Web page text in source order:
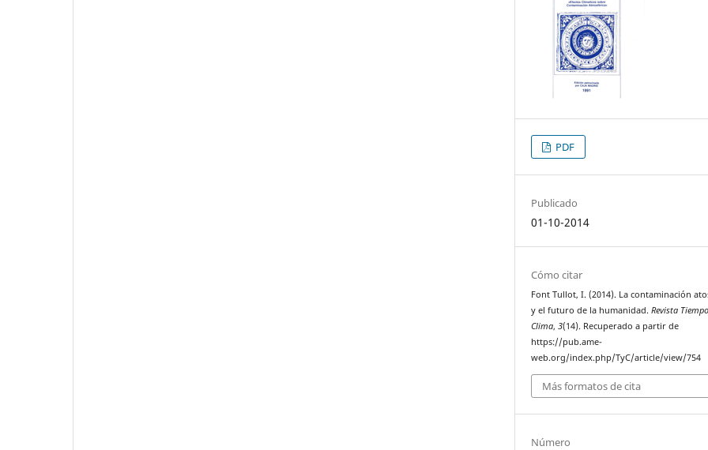
PDF
Publicado
01-10-2014
Cómo citar
Font Tullot, I. (2014). La contaminación
y el futuro de la humanidad.Revista
Clima,3(14). Recuperado a partir de
https://pub.ame-
web.org/index.php/TyC/article/view/754
Más formatos de cita
Número